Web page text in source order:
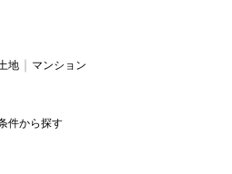
地 マンション
件から探す